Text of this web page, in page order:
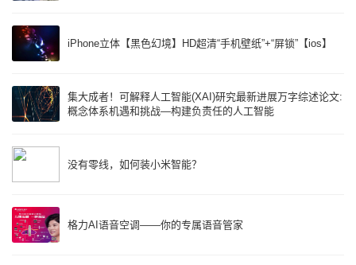
iPhone立体【黑色幻境】HD超清“手机壁纸”+“屏锁”【ios】
集大成者！可解释人工智能(XAI)研究最新进展万字综述论文:
概念体系机遇和挑战—构建负责任的人工智能
没有零线，如何装小米智能？
格力AI语音空调——你的专属语音管家